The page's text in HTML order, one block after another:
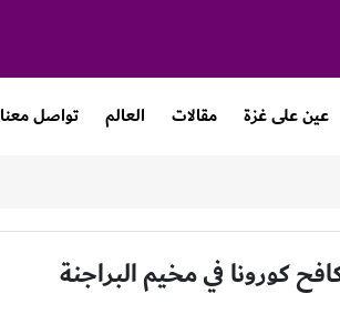
عين على غزة مقالات العالم تواصل معنا
كورونا في مخيم البراجنة